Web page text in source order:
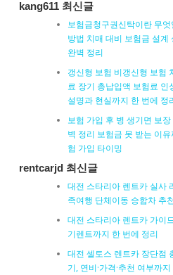
kang611 최신글
보험금청구권신탁이란 무
방법 치매 대비 보험금 설
완벽 정리
갱신형 보험 비갱신형 보험
료 장기 총납입액 보험료
설명과 현실까지 한 번에 정
보험 가입 후 병 생기면 보
벽 정리 보험금 못 받는 이
험 가입 타이밍
rentcarjd 최신글
대전 스타리아 렌트카 실사
족여행 단체이동 승합차 추
대전 스타리아 렌트카 가이
기렌트까지 한 번에 정리
대전 셀토스 렌트카 장단점
기, 연비·가격·추천 여부까지